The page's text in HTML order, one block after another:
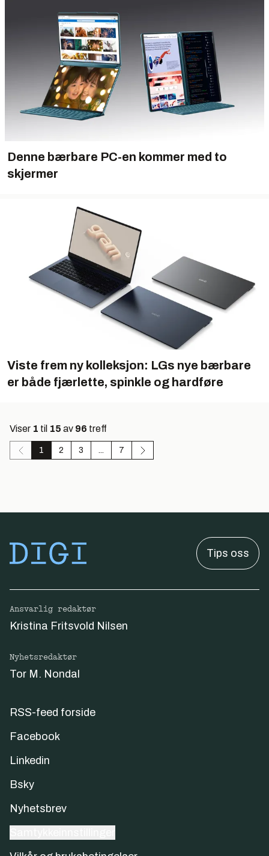
Denne bærbare PC-en kommer med to
skjermer
Viste frem ny kolleksjon: LGs nye bærbare
er både fjærlette, spinkle og hardføre
Viser 1 til 15 av 96 treff
1 2 3 ... 7
Tips oss
Ansvarlig redaktør
Kristina Fritsvold Nilsen
Nyhetsredaktør
Tor M. Nondal
RSS-feed forside
Facebook
Linkedin
Bsky
Nyhetsbrev